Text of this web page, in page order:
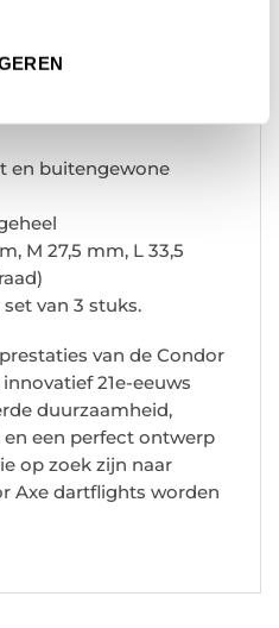
en buitengewone
M 27,5 mm, L 33,5
van 3 stuks.
van de Condor
21e-eeuws
duurzaamheid,
een perfect ontwerp
op zoek zijn naar
Axe dartflights worden